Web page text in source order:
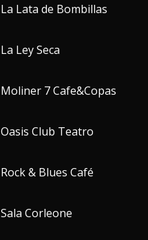
La Lata de Bombillas
La Ley Seca
Moliner 7 Cafe&Copas
Oasis Club Teatro
Rock & Blues Café
Sala Corleone